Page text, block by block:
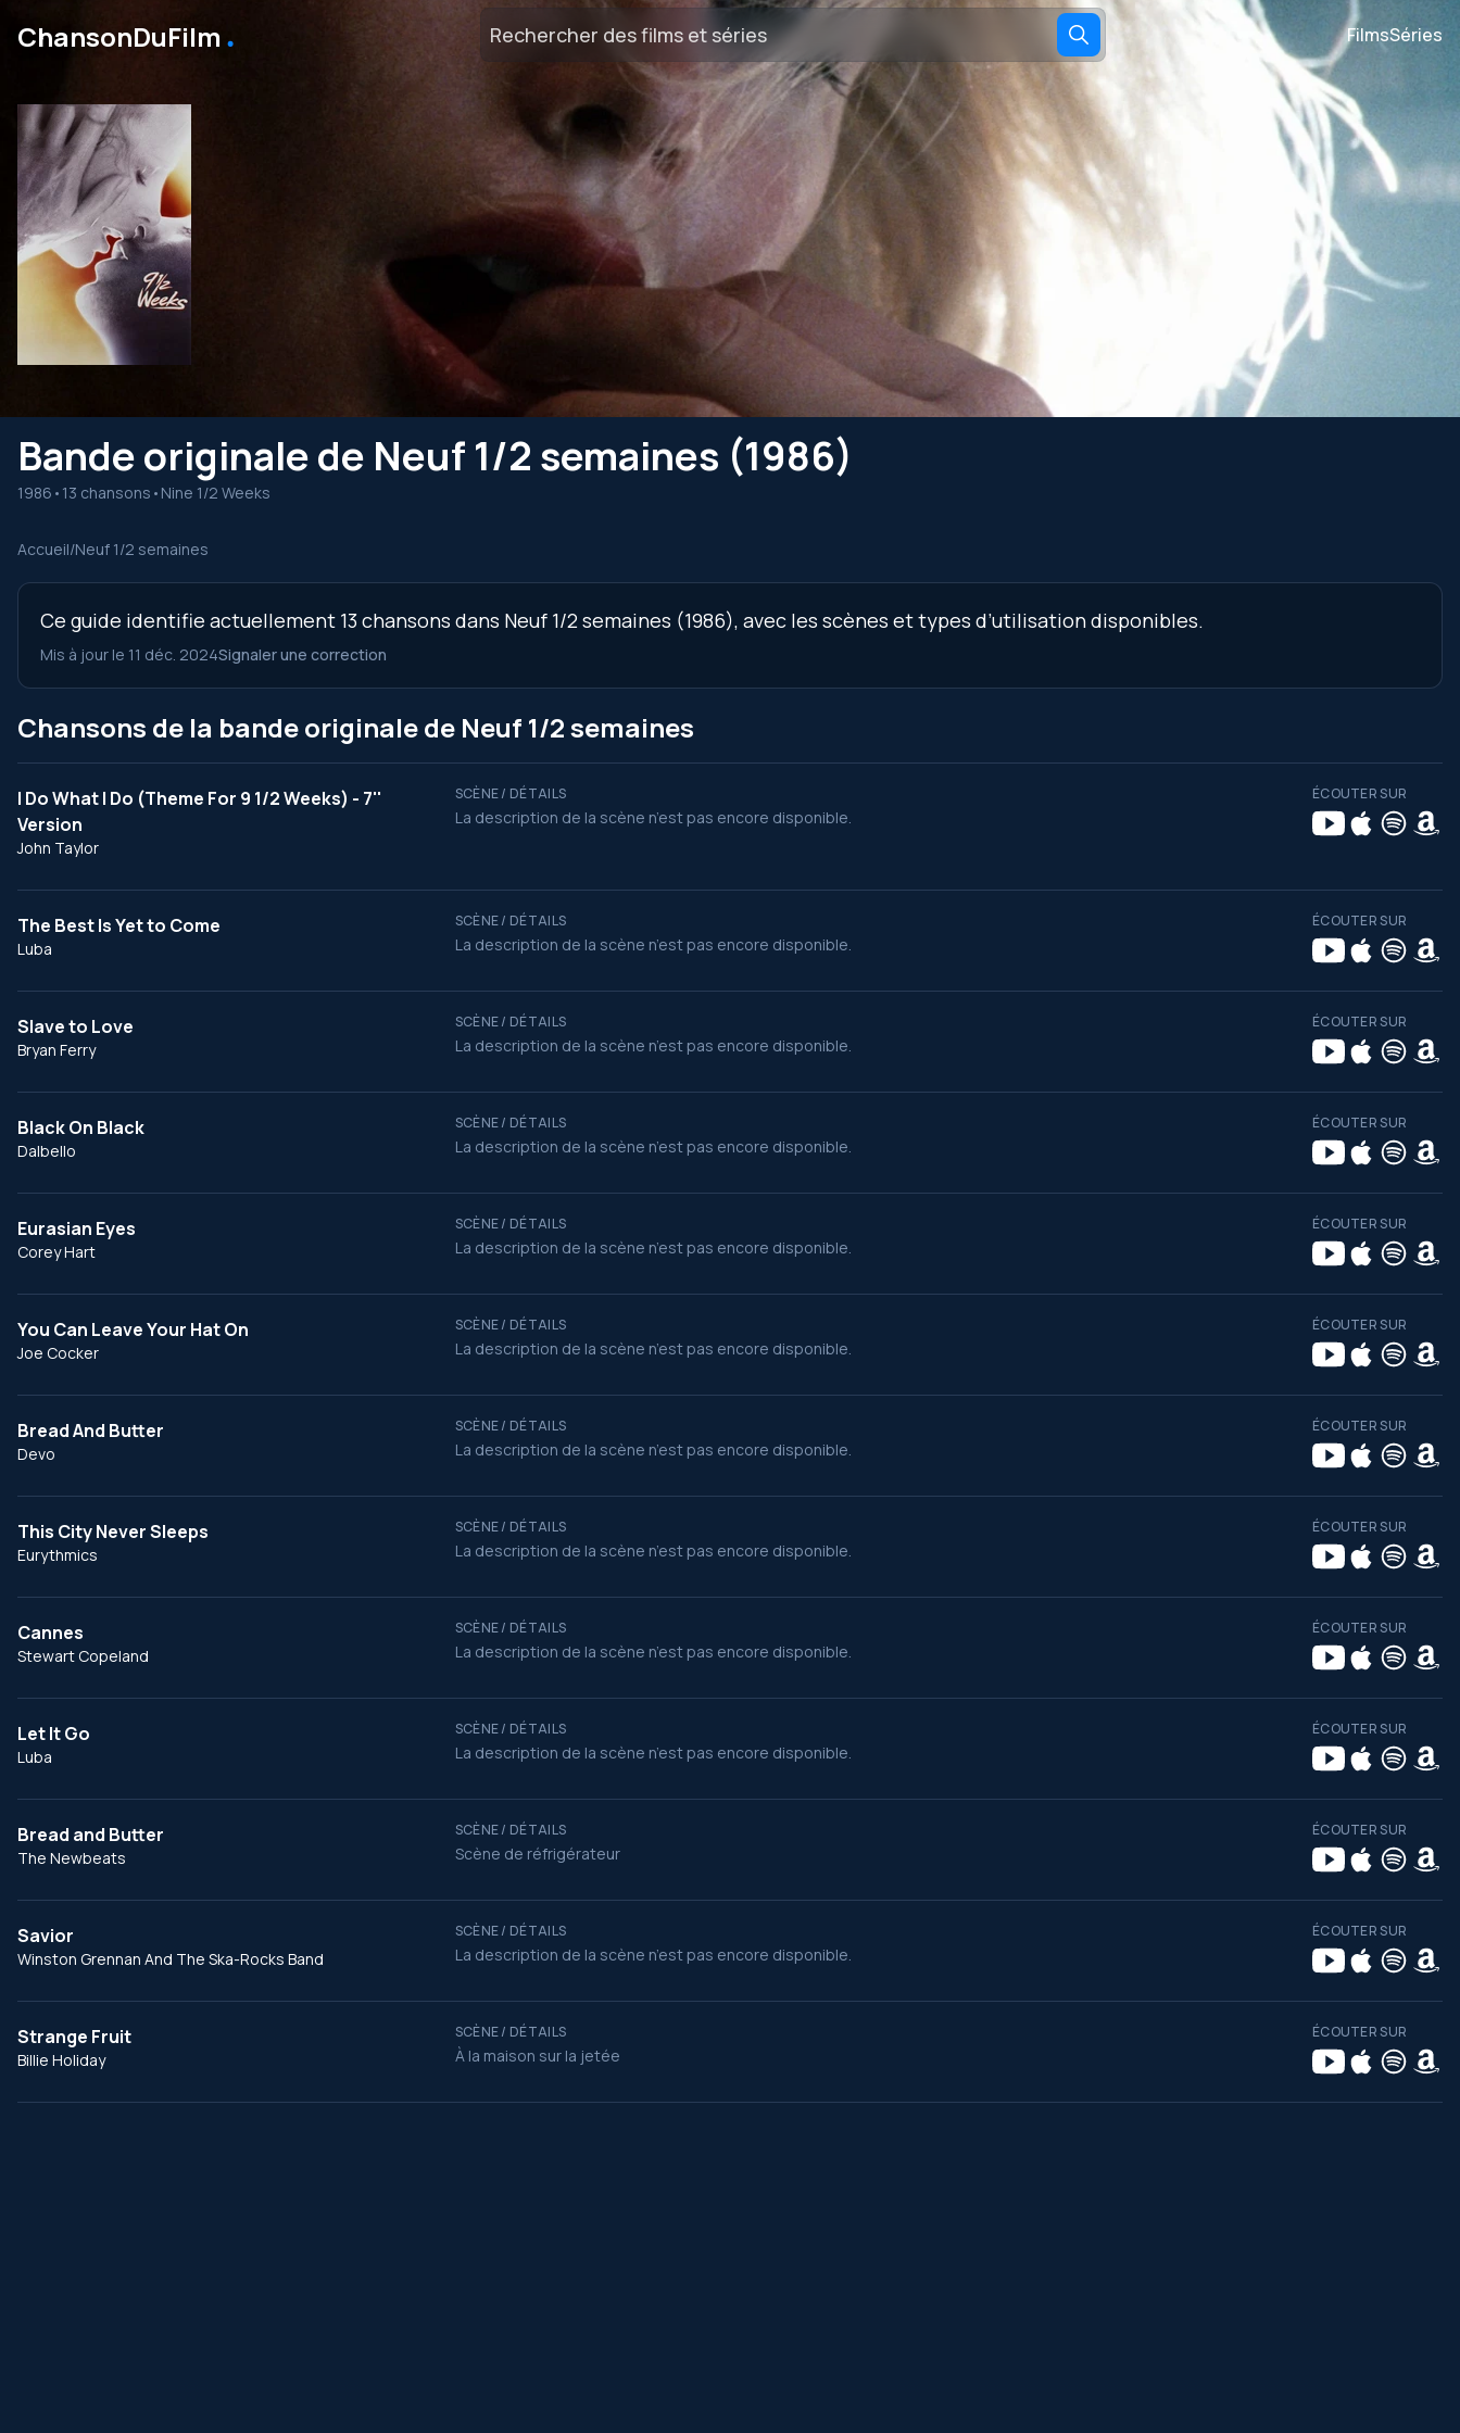
ChansonDuFilm ․ FilmsSéries
Bande originale de Neuf 1/2 semaines (1986)
1986 • 13 chansons • Nine 1/2 Weeks
Accueil/Neuf 1/2 semaines
Ce guide identifie actuellement 13 chansons dans Neuf 1/2 semaines (1986), avec les scènes et types d’utilisation disponibles.
Mis à jour le 11 déc. 2024Signaler une correction
Chansons de la bande originale de Neuf 1/2 semaines
I Do What I Do (Theme For 9 1/2 Weeks) - 7''
Version
John Taylor
SCÈNE / DÉTAILS
La description de la scène n’est pas encore disponible.
ÉCOUTER SUR
The Best Is Yet to Come
Luba
SCÈNE / DÉTAILS
La description de la scène n’est pas encore disponible.
ÉCOUTER SUR
Slave to Love
Bryan Ferry
SCÈNE / DÉTAILS
La description de la scène n’est pas encore disponible.
ÉCOUTER SUR
Black On Black
Dalbello
SCÈNE / DÉTAILS
La description de la scène n’est pas encore disponible.
ÉCOUTER SUR
Eurasian Eyes
Corey Hart
SCÈNE / DÉTAILS
La description de la scène n’est pas encore disponible.
ÉCOUTER SUR
You Can Leave Your Hat On
Joe Cocker
SCÈNE / DÉTAILS
La description de la scène n’est pas encore disponible.
ÉCOUTER SUR
Bread And Butter
Devo
SCÈNE / DÉTAILS
La description de la scène n’est pas encore disponible.
ÉCOUTER SUR
This City Never Sleeps
Eurythmics
SCÈNE / DÉTAILS
La description de la scène n’est pas encore disponible.
ÉCOUTER SUR
Cannes
Stewart Copeland
SCÈNE / DÉTAILS
La description de la scène n’est pas encore disponible.
ÉCOUTER SUR
Let It Go
Luba
SCÈNE / DÉTAILS
La description de la scène n’est pas encore disponible.
ÉCOUTER SUR
Bread and Butter
The Newbeats
SCÈNE / DÉTAILS
Scène de réfrigérateur
ÉCOUTER SUR
Savior
Winston Grennan And The Ska-Rocks Band
SCÈNE / DÉTAILS
La description de la scène n’est pas encore disponible.
ÉCOUTER SUR
Strange Fruit
Billie Holiday
SCÈNE / DÉTAILS
À la maison sur la jetée
ÉCOUTER SUR